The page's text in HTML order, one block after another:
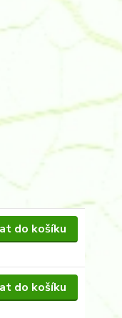
do košíku
do košíku